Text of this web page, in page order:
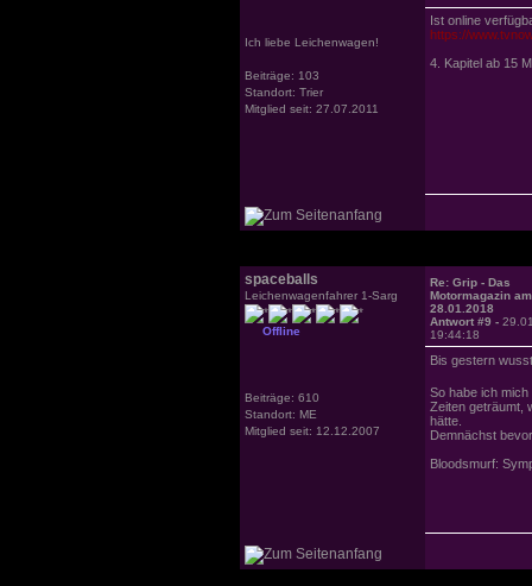
Ich liebe Leichenwagen!
Beiträge: 103
Standort: Trier
Mitglied seit: 27.07.2011
Ist online
https://
4. Kapitel ab 15
spaceballs
Leichenwagenfahrer 1-Sarg
Offline
Beiträge: 610
Standort: ME
Mitglied seit: 12.12.2007
Re: Grip - Das
Motormagazin am
28.01.2018
Antwort #9 -
19:44:18
Bis gestern
So habe ich
Zeiten geträumt,
hätte.
Demnächst
Bloodsmurf: